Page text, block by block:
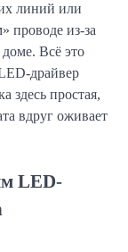
линий или
проводе из-за
Всё это
драйвер
здесь простая,
вдруг оживает
LED-